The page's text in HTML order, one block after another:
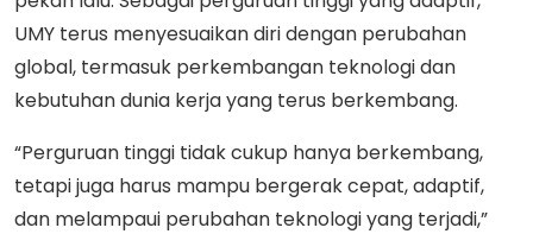
UMY terus menyesuaikan diri dengan perubahan
global, termasuk perkembangan teknologi dan
kebutuhan dunia kerja yang terus berkembang.
“Perguruan tinggi tidak cukup hanya berkembang,
tetapi juga harus mampu bergerak cepat, adaptif,
dan melampaui perubahan teknologi yang terjadi,”